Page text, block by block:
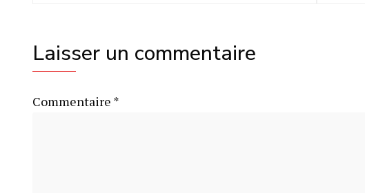
Laisser un commentaire
Commentaire *